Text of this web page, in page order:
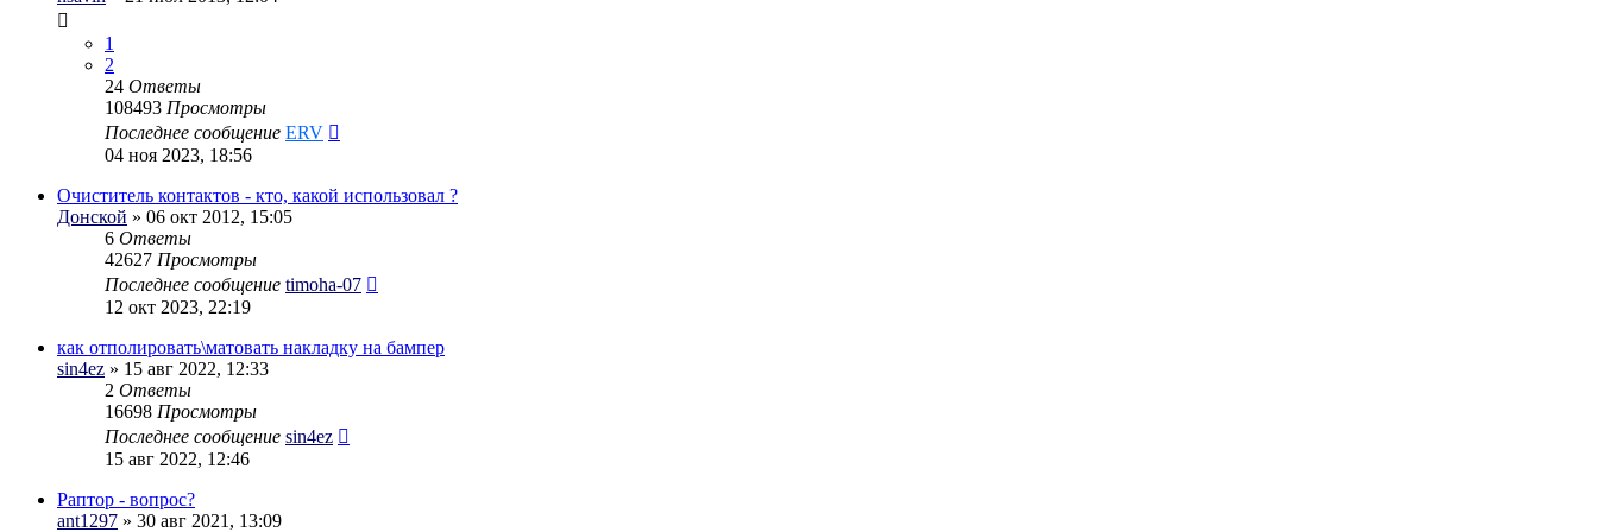
1
2
24 Ответы
108493 Просмотры
Последнее сообщение ERV
04 ноя 2023, 18:56
Очиститель контактов - кто, какой использовал ?
Донской » 06 окт 2012, 15:05
6 Ответы
42627 Просмотры
Последнее сообщение timoha-07
12 окт 2023, 22:19
как отполировать\матовать накладку на бампер
sin4ez » 15 авг 2022, 12:33
2 Ответы
16698 Просмотры
Последнее сообщение sin4ez
15 авг 2022, 12:46
Раптор - вопрос?
ant1297 » 30 авг 2021, 13:09